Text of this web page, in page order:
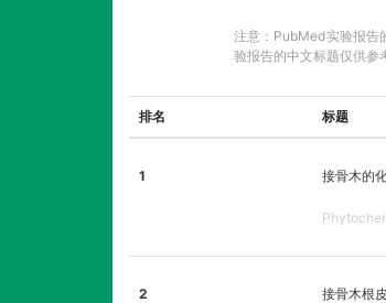
注意：PubMed实验报告
验报告的中文标题仅供参
排名 标题
1 接骨木的
2 接骨木根